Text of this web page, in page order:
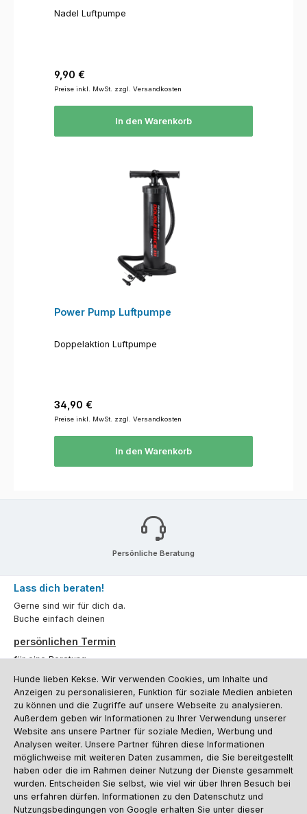
Nadel Luftpumpe
Regulärer Preis:
9,90 €
Preise inkl. MwSt. zzgl. Versandkosten
In den Warenkorb
Power Pump Luftpumpe
Doppelaktion Luftpumpe
Regulärer Preis:
34,90 €
Preise inkl. MwSt. zzgl. Versandkosten
In den Warenkorb
Persönliche Beratung
Lass dich beraten!
Gerne sind wir für dich da.
Buche einfach deinen
persönlichen Termin
für eine Beratung.
Oder über unserKontaktformular.
Vertrag widerrufen
Kundenservice
Informationen
Social Media und Kontakt
Hunde lieben Kekse. Wir verwenden Cookies, um Inhalte und
Anzeigen zu personalisieren, Funktion für soziale Medien anbieten
zu können und die Zugriffe auf unsere Webseite zu analysieren.
Außerdem geben wir Informationen zu Ihrer Verwendung unserer
Website ans unsere Partner für soziale Medien, Werbung und
Analysen weiter. Unsere Partner führen diese Informationen
möglichweise mit weiteren Daten zusammen, die Sie bereitgestellt
haben oder die im Rahmen deiner Nutzung der Dienste gesammelt
wurden. Entscheiden Sie selbst, wie viel wir über Ihren Besuch bei
uns erfahren dürfen. Informationen zu den Datenschutz und
Nutzungsbedingungen von Google erhalten Sie unter dieser